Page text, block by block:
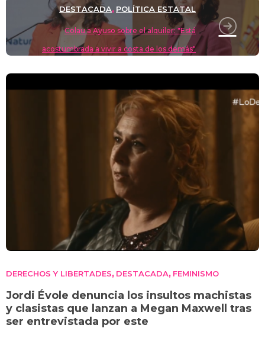
DESTACADA, POLÍTICA ESTATAL
Colau a Ayuso sobre el alquiler: "Está
acostumbrada a vivir a costa de los demás"
DERECHOS Y LIBERTADES, DESTACADA, FEMINISMO
Jordi Évole denuncia los insultos machistas
y clasistas que lanzan a Megan Maxwell tras
ser entrevistada por este